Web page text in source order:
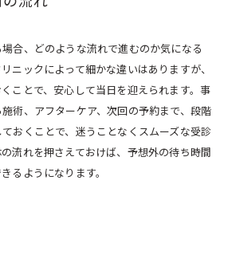
合、どのような流れで進むのか気になる
ニックによって細かな違いはありますが、
ことで、安心して当日を迎えられます。事
術、アフターケア、次回の予約まで、段階
おくことで、迷うことなくスムーズな受診
流れを押さえておけば、予想外の待ち時間
るようになります。